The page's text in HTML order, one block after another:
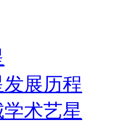
发展历程
学术艺星